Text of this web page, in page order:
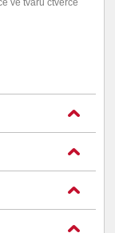
ve tvaru čtverce